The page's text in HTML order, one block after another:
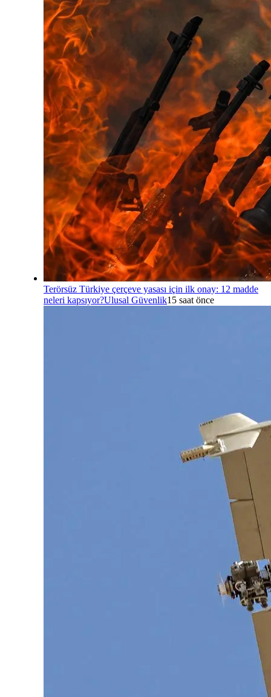
Terörsüz Türkiye çerçeve yasası için ilk onay: 12 madde
neleri kapsıyor?Ulusal Güvenlik15 saat önce